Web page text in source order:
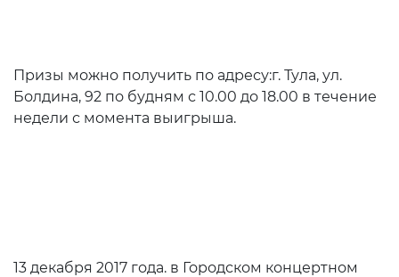
Призы можно получить по адресу:г. Тула, ул.
Болдина, 92 по будням с 10.00 до 18.00 в течение
недели с момента выигрыша.
13 декабря 2017 года. в Городском концертном